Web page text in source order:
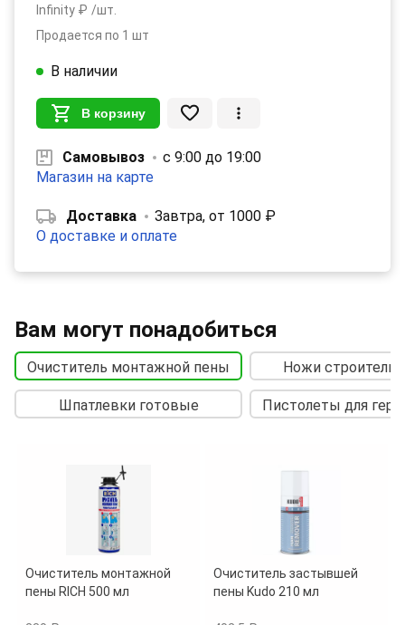
Infinity ₽ /шт.
Продается по 1 шт
В наличии
В корзину
Самовывоз
с 9:00 до 19:00
Магазин на карте
Доставка
Завтра, от 1000 ₽
О доставке и оплате
Вам могут понадобиться
Очиститель монтажной пены
Шпатлевки готовые
Ножи
Пистолеты для
Очиститель монтажной
пены RICH 500 мл
Очиститель застывшей
пены Kudo 210 мл